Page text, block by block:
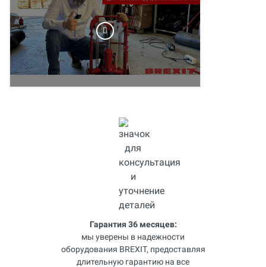
Гарантия 36 месяцев:
мы уверены в надежности
оборудования BREXIT, предоставляя
длительную гарантию на все